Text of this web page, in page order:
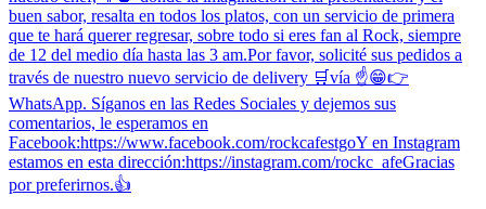
buen sabor, resalta en todos los platos, con un servicio de primera
que te hará querer regresar, sobre todo si eres fan al Rock, siempre
de 12 del medio día hasta las 3 am.Por favor, solicité sus pedidos a
través de nuestro nuevo servicio de delivery 🛒vía ☝️😁👉
WhatsApp. Síganos en las Redes Sociales y dejemos sus
comentarios, le esperamos en
Facebook:https://www.facebook.com/rockcafestgoY en Instagram
estamos en esta dirección:https://instagram.com/rockc_afeGracias
por preferirnos.👍